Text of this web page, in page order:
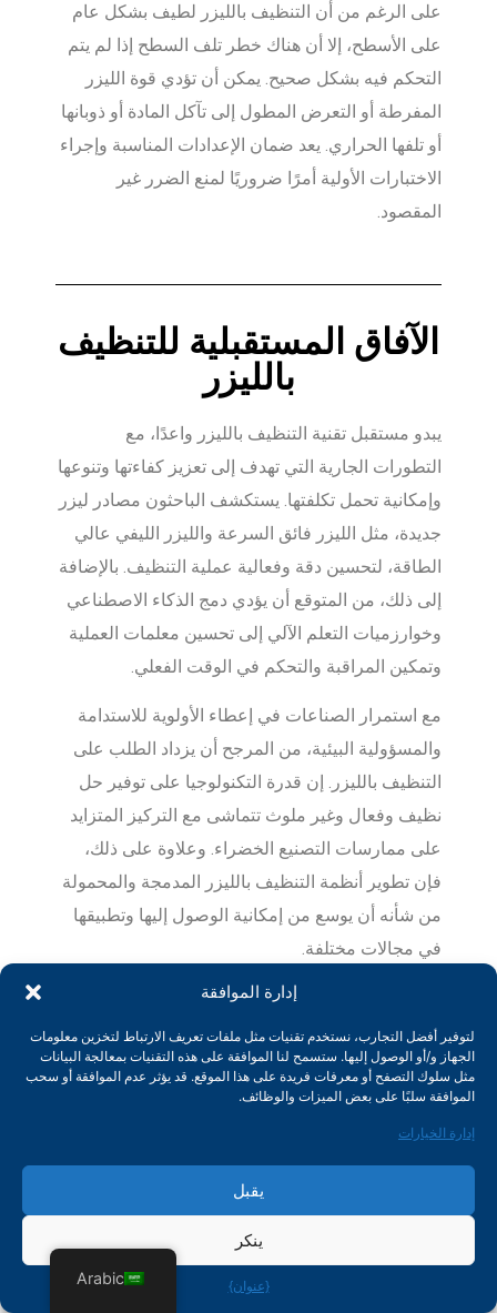
إدارة الموافقة
لتوفير أفضل التجارب، نستخدم تقنيات مثل ملفات تعريف الارتباط لتخزين معلومات
الجهاز و/أو الوصول إليها. ستسمح لنا الموافقة على هذه التقنيات بمعالجة البيانات
مثل سلوك التصفح أو معرفات فريدة على هذا الموقع. قد يؤثر عدم الموافقة أو سحب
الموافقة سلبًا على بعض الميزات والوظائف.
إدارة الخيارات
يقبل
ينكر
{عنوان}
على الرغم من أن التنظيف بالليزر لطيف بشكل عام
على الأسطح، إلا أن هناك خطر تلف السطح إذا لم يتم
التحكم فيه بشكل صحيح. يمكن أن تؤدي قوة الليزر
المفرطة أو التعرض المطول إلى تآكل المادة أو ذوبانها
أو تلفها الحراري. يعد ضمان الإعدادات المناسبة وإجراء
الاختبارات الأولية أمرًا ضروريًا لمنع الضرر غير
المقصود.
الآفاق المستقبلية للتنظيف
بالليزر
يبدو مستقبل تقنية التنظيف بالليزر واعدًا، مع
التطورات الجارية التي تهدف إلى تعزيز كفاءتها وتنوعها
وإمكانية تحمل تكلفتها. يستكشف الباحثون مصادر ليزر
جديدة، مثل الليزر فائق السرعة والليزر الليفي عالي
الطاقة، لتحسين دقة وفعالية عملية التنظيف. بالإضافة
إلى ذلك، من المتوقع أن يؤدي دمج الذكاء الاصطناعي
وخوارزميات التعلم الآلي إلى تحسين معلمات العملية
وتمكين المراقبة والتحكم في الوقت الفعلي.
مع استمرار الصناعات في إعطاء الأولوية للاستدامة
والمسؤولية البيئية، من المرجح أن يزداد الطلب على
التنظيف بالليزر. إن قدرة التكنولوجيا على توفير حل
نظيف وفعال وغير ملوث تتماشى مع التركيز المتزايد
على ممارسات التصنيع الخضراء. وعلاوة على ذلك،
فإن تطوير أنظمة التنظيف بالليزر المدمجة والمحمولة
من شأنه أن يوسع من إمكانية الوصول إليها وتطبيقها
في مجالات مختلفة.
خاتمة
المزايا، بما في ذلك الدقة، والود البيئي، والتنوع،
والفعالية من حيث التكلفة. وتمتد تطبيقاتها إلى
مجموعة واسعة من الصناعات، من التصنيع والحفاظ
على التراث إلى الإلكترونيات والرعاية الصحية. ومع
ذلك، فإنها تقدم أيضًا تحديات مثل التكاليف الأولية
Arabic